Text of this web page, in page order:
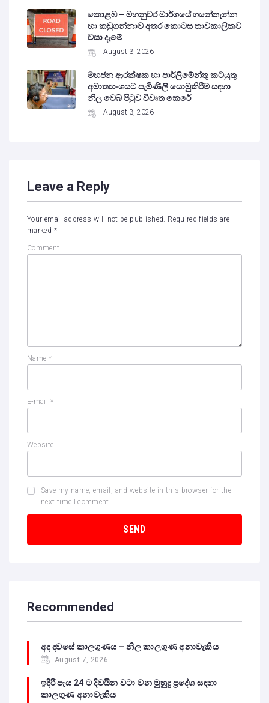
කොළඹ – මහනුවර මාර්ගයේ ගනේතැන්න
හා කඩුගන්නාව අතර කොටස තාවකාලිකව
වසා දැමේ
August 3, 2026
මහජන ආරක්ෂක හා පාර්ලිමේන්තු කටයුතු
අමාත්‍යාංශයට පැමිණිලි යොමුකිරීම සඳහා
නිල වෙබ් පිටුව විවෘත කෙරේ
August 3, 2026
Leave a Reply
Your email address will not be published. Required fields are
marked *
Comment
Name *
E-mail *
Website
Save my name, email, and website in this browser for the
next time I comment.
Recommended
අද දවසේ කාලගුණය – නිල කාලගුණ අනාවැකිය
August 7, 2026
ඉදිරි පැය 24 ට දිවයින වටා වන මුහුදු ප්‍රදේශ සඳහා
කාලගුණ අනාවැකිය